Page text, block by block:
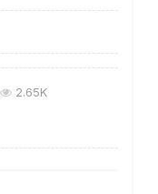
2.65K